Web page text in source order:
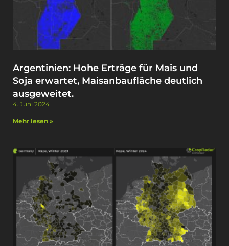
Argentinien: Hohe Erträge für Mais und
Soja erwartet, Maisanbaufläche deutlich
ausgeweitet. ​
4. Juni 2024
Mehr lesen »